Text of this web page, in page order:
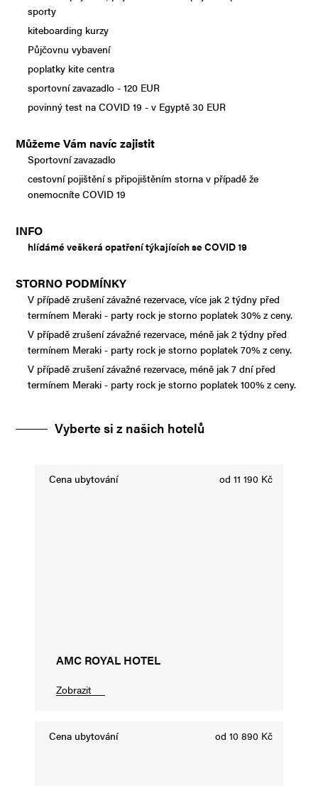
sporty
kiteboarding kurzy
Půjčovnu vybavení
poplatky kite centra
sportovní zavazadlo - 120 EUR
povinný test na COVID 19 - v Egyptě 30 EUR
Můžeme Vám navíc zajistit
Sportovní zavazadlo
cestovní pojištění s připojištěním storna v případě že
onemocníte COVID 19
INFO
hlídámé veškerá opatření týkajících se COVID 19
STORNO PODMÍNKY
V případě zrušení závažné rezervace, více jak 2 týdny před
termínem Meraki - party rock je storno poplatek 30% z ceny.
V případě zrušení závažné rezervace, méně jak 2 týdny před
termínem Meraki - party rock je storno poplatek 70% z ceny.
V případě zrušení závažné rezervace, méně jak 7 dní před
termínem Meraki - party rock je storno poplatek 100% z ceny.
Vyberte si z našich hotelů
Cena ubytování od 11 190 Kč
AMC ROYAL HOTEL
Zobrazit
Cena ubytování od 10 890 Kč